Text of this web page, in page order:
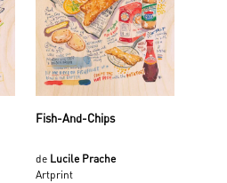
Fish-And-Chips
de Lucile Prache
Artprint